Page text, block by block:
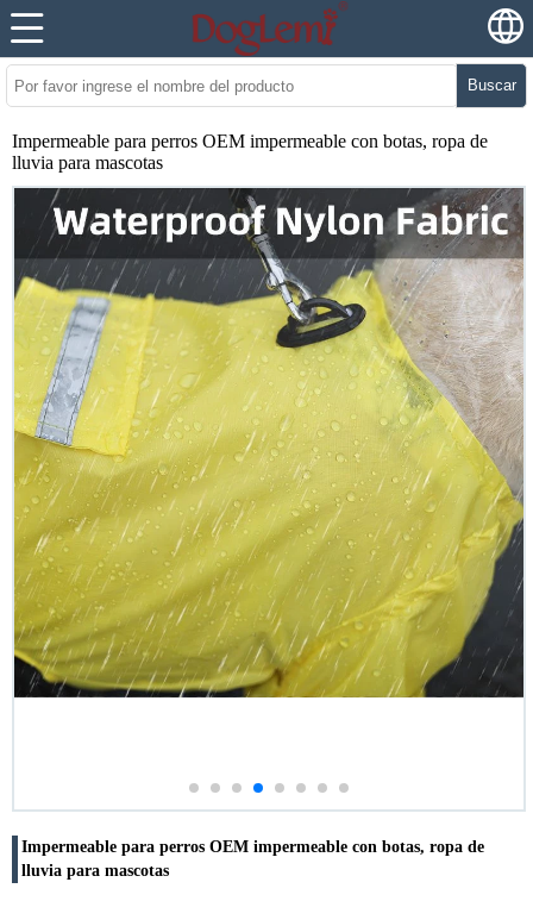
Buscar
Impermeable para perros OEM impermeable con botas, ropa de
lluvia para mascotas
Impermeable para perros OEM impermeable con botas, ropa de
lluvia para mascotas